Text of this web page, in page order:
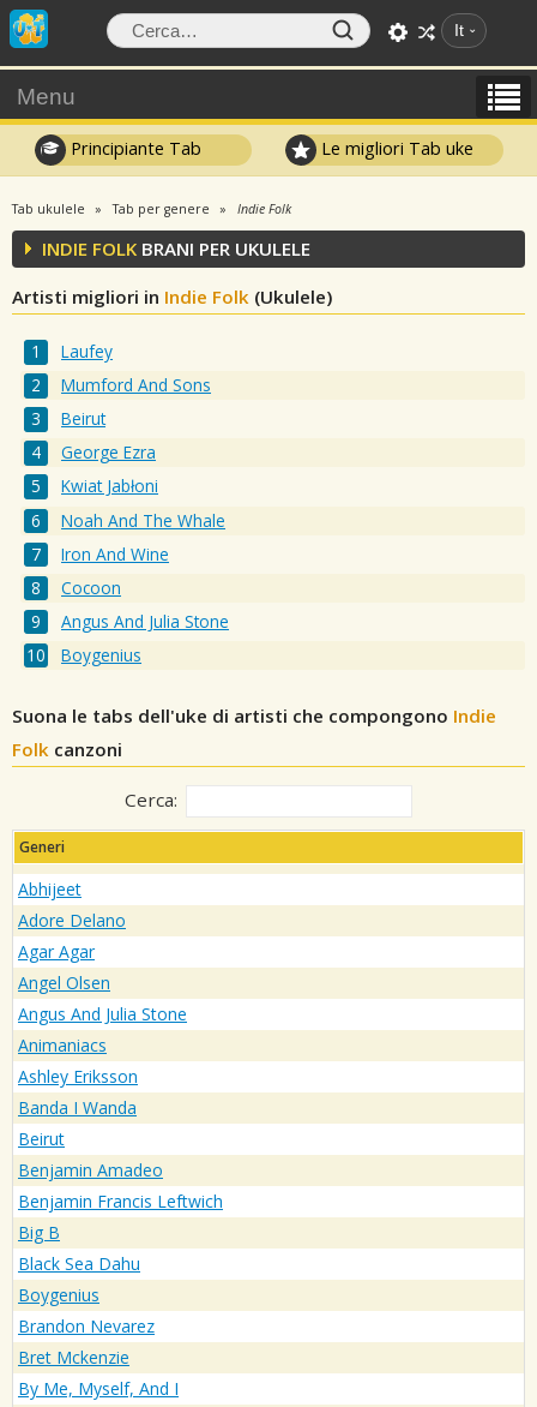
It
Menu
Principiante Tab Le migliori Tab uke
Tab ukulele Tab per genere Indie Folk
INDIE FOLK BRANI PER UKULELE
Artisti migliori in Indie Folk (Ukulele)
Laufey
Mumford And Sons
Beirut
George Ezra
Kwiat Jabłoni
Noah And The Whale
Iron And Wine
Cocoon
Angus And Julia Stone
Boygenius
Suona le tabs dell'uke di artisti che compongono Indie
Folk canzoni
Cerca:
Generi
Abhijeet
Adore Delano
Agar Agar
Angel Olsen
Angus And Julia Stone
Animaniacs
Ashley Eriksson
Banda I Wanda
Beirut
Benjamin Amadeo
Benjamin Francis Leftwich
Big B
Black Sea Dahu
Boygenius
Brandon Nevarez
Bret Mckenzie
By Me, Myself, And I